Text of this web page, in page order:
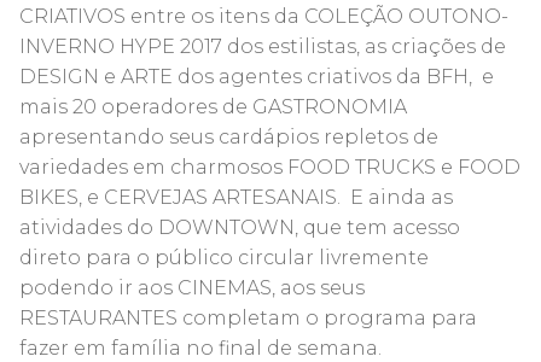
CRIATIVOS entre os itens da COLEÇÃO OUTONO-
INVERNO HYPE 2017 dos estilistas, as criações de
DESIGN e ARTE dos agentes criativos da BFH, e
mais 20 operadores de GASTRONOMIA
apresentando seus cardápios repletos de
variedades em charmosos FOOD TRUCKS e FOOD
BIKES, e CERVEJAS ARTESANAIS. E ainda as
atividades do DOWNTOWN, que tem acesso
direto para o público circular livremente
podendo ir aos CINEMAS, aos seus
RESTAURANTES completam o programa para
fazer em família no final de semana.